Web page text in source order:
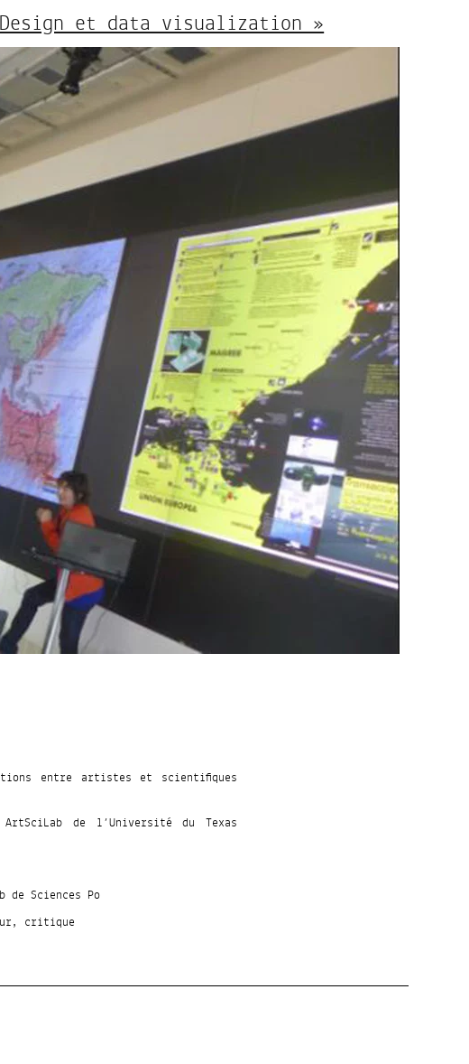
et data visualization »
entre artistes et scientifiques
de l’Université du Texas
de Sciences Po
critique